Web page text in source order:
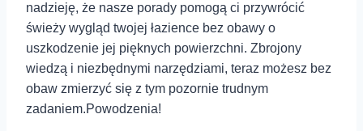
nadzieję, że nasze porady ‍pomogą ci przywrócić
świeży wygląd ​twojej łazience ​bez obawy o
uszkodzenie ⁣jej pięknych ⁣powierzchni. Zbrojony
wiedzą‍ i niezbędnymi narzędziami,⁢ teraz możesz bez
obaw ⁢zmierzyć⁤ się z ⁣tym pozornie trudnym
⁣zadaniem.Powodzenia!